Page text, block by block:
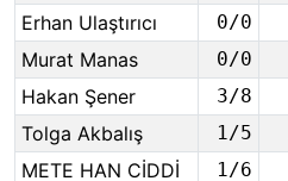
Erhan Ulaştırıcı 0/0
Murat Manas 0/0
Hakan Şener 3/8
Tolga Akbalış 1/5
METE HAN CİDDİ 1/6